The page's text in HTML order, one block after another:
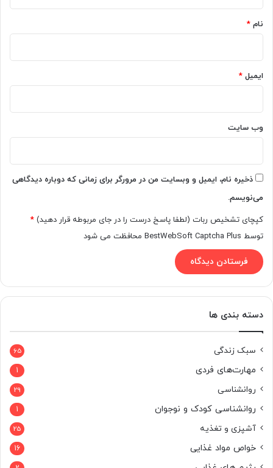
نام *
ایمیل *
وب‌ سایت
ذخیره نام، ایمیل و وبسایت من در مرورگر برای زمانی که دوباره دیدگاهی
می‌نویسم.
کپچای تشخیص ربات (لطفا پاسخ درست را در جای مربوطه قرار دهید) *
توسط BestWebSoft Captcha Plus محافظت می شود
دسته بندی ها
سبک زندگی 65
مهارت‌های فردی 1
روانشناسی 29
روانشناسی کودک و نوجوان 1
آشپزی و تغذیه 25
خواص مواد غذایی 16